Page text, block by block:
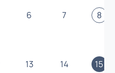
6 7 8
13 14 15